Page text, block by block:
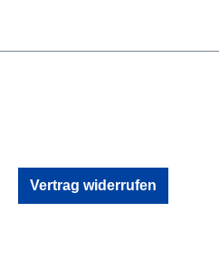
Vertrag widerrufen